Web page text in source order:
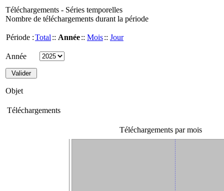
Téléchargements - Séries temporelles
Nombre de téléchargements durant la période
Période :Total :: Année:: Mois:: Jour
Année
Objet
Téléchargements
Téléchargements par mois